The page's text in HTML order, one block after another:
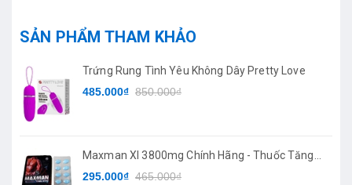
SẢN PHẨM THAM KHẢO
Trứng Rung Tình Yêu Không Dây Pretty Love
485.000₫ 850.000₫
Maxman XI 3800mg Chính Hãng - Thuốc Tăng
Cường Sinh Lý
295.000₫ 465.000₫